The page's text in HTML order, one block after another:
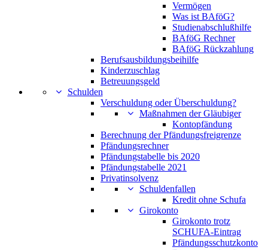
Vermögen
Was ist BAföG?
Studienabschlußhilfe
BAföG Rechner
BAföG Rückzahlung
Berufsausbildungsbeihilfe
Kinderzuschlag
Betreuungsgeld
Schulden
Verschuldung oder Überschuldung?
Maßnahmen der Gläubiger
Kontopfändung
Berechnung der Pfändungsfreigrenze
Pfändungsrechner
Pfändungstabelle bis 2020
Pfändungstabelle 2021
Privatinsolvenz
Schuldenfallen
Kredit ohne Schufa
Girokonto
Girokonto trotz
SCHUFA-Eintrag
Pfändungsschutzkonto